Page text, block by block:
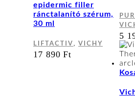
van.
epidermic filler
ránctalanító szérum,
30 ml
LIFTACTIV , VICHY
17 890Ft
5